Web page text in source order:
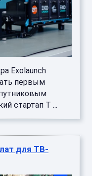
Exolaunch
первым
стартап T ...
для ТВ-